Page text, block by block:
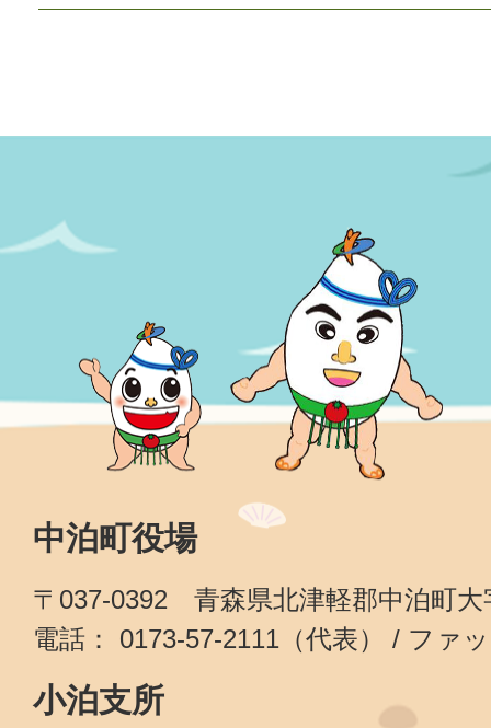
中泊町役場
〒037-0392 青森県北津軽郡中泊町大
電話： 0173-57-2111（代表） / ファ
小泊支所